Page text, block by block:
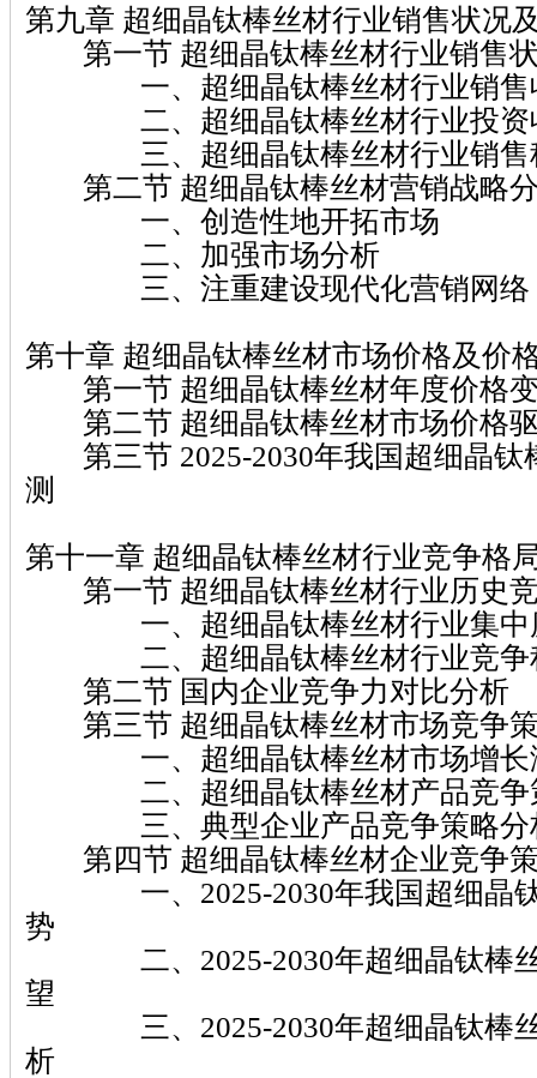
第九章 超细晶钛棒丝材行业销售状况
第一节 超细晶钛棒丝材行业销售
一、超细晶钛棒丝材行业销售
二、超细晶钛棒丝材行业投资
三、超细晶钛棒丝材行业销售
第二节 超细晶钛棒丝材营销战略
一、创造性地开拓市场
二、加强市场分析
三、注重建设现代化营销网络
第十章 超细晶钛棒丝材市场价格及价
第一节 超细晶钛棒丝材年度价格
第二节 超细晶钛棒丝材市场价格
第三节 2025-2030年我国超细晶钛
测
第十一章 超细晶钛棒丝材行业竞争格
第一节 超细晶钛棒丝材行业历史
一、超细晶钛棒丝材行业集中
二、超细晶钛棒丝材行业竞争
第二节 国内企业竞争力对比分析
第三节 超细晶钛棒丝材市场竞争
一、超细晶钛棒丝材市场增长
二、超细晶钛棒丝材产品竞争
三、典型企业产品竞争策略分
第四节 超细晶钛棒丝材企业竞争
一、2025-2030年我国超细晶钛
势
二、2025-2030年超细晶钛棒丝
望
三、2025-2030年超细晶钛棒丝
析